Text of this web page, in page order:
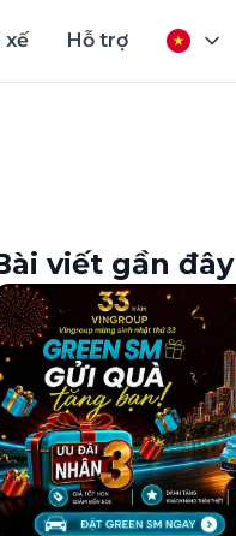
xế Hỗ trợ
viết gần đây